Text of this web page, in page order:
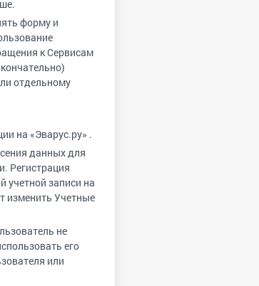
форму и
к Сервисам
отдельному
на «Эварус.ру» .
данных для
Регистрация
учетной записи на
изменить Учетные
не
его
или